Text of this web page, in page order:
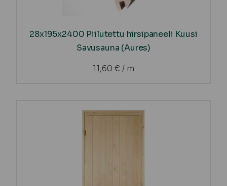
28x195x2400 Piilutettu hirsipaneeli Kuusi
Savusauna (Aures)
11,60 € / m